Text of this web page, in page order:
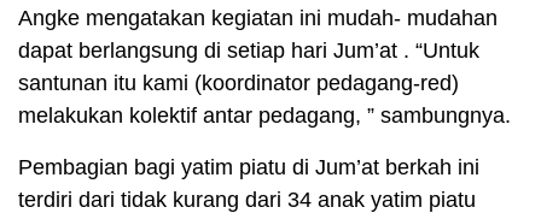
Angke mengatakan kegiatan ini mudah- mudahan
dapat berlangsung di setiap hari Jum’at . “Untuk
santunan itu kami (koordinator pedagang-red)
melakukan kolektif antar pedagang, ” sambungnya.
Pembagian bagi yatim piatu di Jum’at berkah ini
terdiri dari tidak kurang dari 34 anak yatim piatu